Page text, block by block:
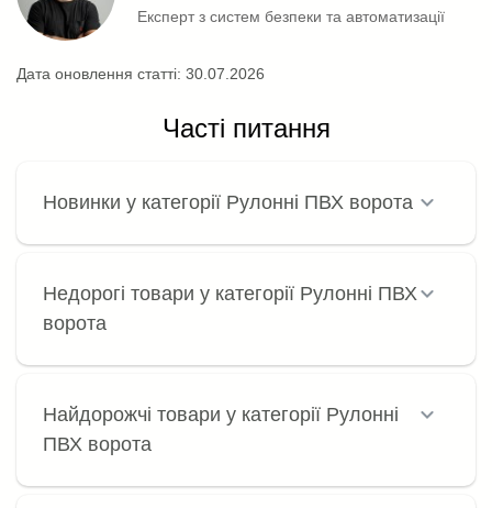
Експерт з систем безпеки та автоматизації
Дата оновлення статті: 30.07.2026
Часті питання
Новинки у категорії Рулонні ПВХ ворота
Недорогі товари у категорії Рулонні ПВХ
ворота
Найдорожчі товари у категорії Рулонні
ПВХ ворота